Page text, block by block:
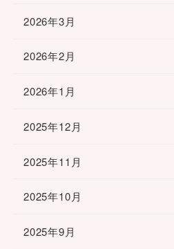
2026年3月
2026年2月
2026年1月
2025年12月
2025年11月
2025年10月
2025年9月